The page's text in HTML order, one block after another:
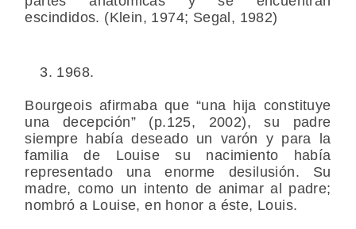
escindidos. (Klein, 1974; Segal, 1982)
1968.
Bourgeois afirmaba que “una hija constituye
una decepción” (p.125, 2002), su padre
siempre había deseado un varón y para la
familia de Louise su nacimiento había
representado una enorme desilusión. Su
madre, como un intento de animar al padre;
nombró a Louise, en honor a éste, Louis.